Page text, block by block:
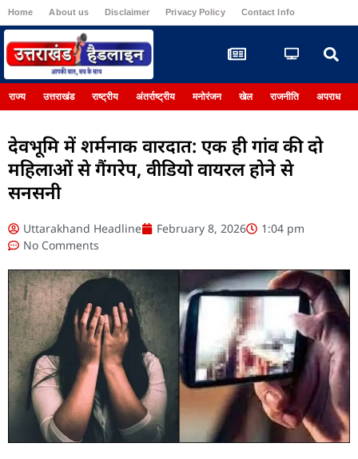
Home About us Disclaimer Privacy Policy Contact Info
राज्य उत्तराखंड राष्ट्रीय अंतर्राष्ट्रीय मनोरंजन खेल राजनीति अपराध
देवभूमि में शर्मनाक वारदात: एक ही गांव की दो
महिलाओं से गैंगरेप, वीडियो वायरल होने से
सनसनी
Uttarakhand Headline February 8, 2026
1:04 pm
No Comments